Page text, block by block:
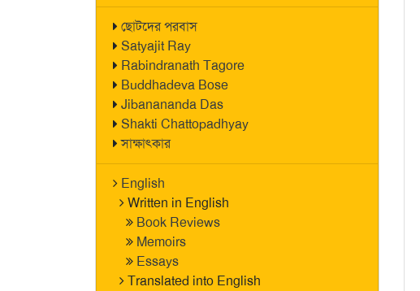
ছোটদের পরবাস
Satyajit Ray
Rabindranath Tagore
Buddhadeva Bose
Jibanananda Das
Shakti Chattopadhyay
সাক্ষাৎকার
English
Written in English
Book Reviews
Memoirs
Essays
Translated into English